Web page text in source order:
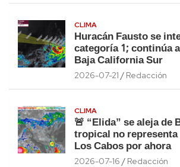
CLIMA
Huracán Fausto se
categoría 1; continúa
Baja California Sur
2026-07-21 Redacción
CLIMA
🚨 “Elida” se aleja de
tropical no
Los Cabos por ahora
2026-07-16 Redacción